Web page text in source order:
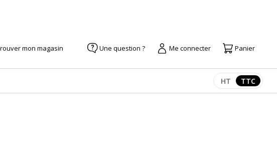
mon magasin Une question ? Me connecter Panier
Afficher les
HT TTC